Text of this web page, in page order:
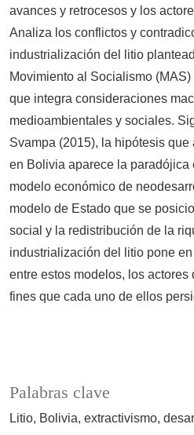
Palabras clave
Litio Bolivia extractivismo
avances y retrocesos y los
Analiza los conflictos y
industrialización del litio
Movimiento al Socialismo
que integra consideraciones
medioambientales y sociales.
Svampa (2015), la hipótesis
en Bolivia aparece la paradójica
modelo económico de
modelo de Estado que se
social y la redistribución de la
industrialización del litio pone
entre estos modelos, los
fines que cada uno de ellos